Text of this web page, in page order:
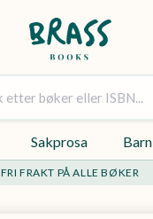
Sakprosa Barn
FRI FRAKT PÅ ALLE BØKER